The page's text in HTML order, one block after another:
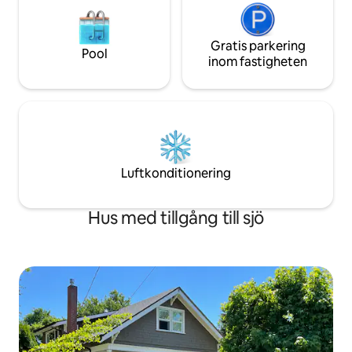
Pool
Gratis parkering
inom fastigheten
Luftkonditionering
Hus med tillgång till sjö